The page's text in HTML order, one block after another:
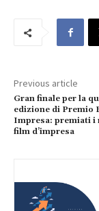
Previous article
Gran finale per la
edizione di Premio
Impresa: premiati
film d’impresa